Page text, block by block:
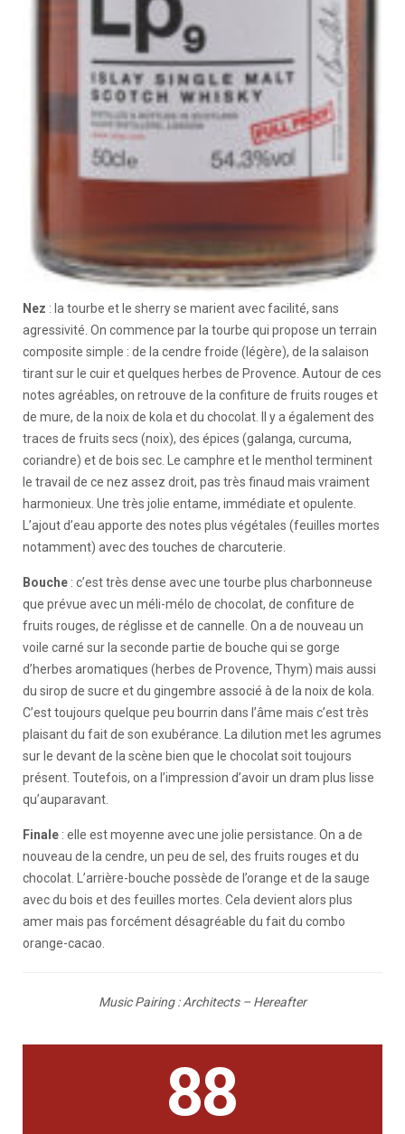
Nez : la tourbe et le sherry se marient avec facilité, sans
agressivité. On commence par la tourbe qui propose un terrain
composite simple : de la cendre froide (légère), de la salaison
tirant sur le cuir et quelques herbes de Provence. Autour de ces
notes agréables, on retrouve de la confiture de fruits rouges et
de mure, de la noix de kola et du chocolat. Il y a également des
traces de fruits secs (noix), des épices (galanga, curcuma,
coriandre) et de bois sec. Le camphre et le menthol terminent
le travail de ce nez assez droit, pas très finaud mais vraiment
harmonieux. Une très jolie entame, immédiate et opulente.
L’ajout d’eau apporte des notes plus végétales (feuilles mortes
notamment) avec des touches de charcuterie.
Bouche : c’est très dense avec une tourbe plus charbonneuse
que prévue avec un méli-mélo de chocolat, de confiture de
fruits rouges, de réglisse et de cannelle. On a de nouveau un
voile carné sur la seconde partie de bouche qui se gorge
d’herbes aromatiques (herbes de Provence, Thym) mais aussi
du sirop de sucre et du gingembre associé à de la noix de kola.
C’est toujours quelque peu bourrin dans l’âme mais c’est très
plaisant du fait de son exubérance. La dilution met les agrumes
sur le devant de la scène bien que le chocolat soit toujours
présent. Toutefois, on a l’impression d’avoir un dram plus lisse
qu’auparavant.
Finale : elle est moyenne avec une jolie persistance. On a de
nouveau de la cendre, un peu de sel, des fruits rouges et du
chocolat. L’arrière-bouche possède de l’orange et de la sauge
avec du bois et des feuilles mortes. Cela devient alors plus
amer mais pas forcément désagréable du fait du combo
orange-cacao.
Music Pairing : Architects – Hereafter
88